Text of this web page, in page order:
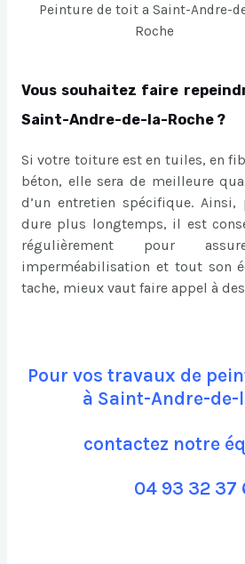
Peinture de toit a Saint-Andre-
Roche
Vous souhaitez faire
Saint-Andre-de-la-Roche ?
Si votre toiture est en tuiles, en
béton, elle sera de meilleure
d’un entretien spécifique.
dure plus longtemps, il est
régulièrement pour
imperméabilisation et tout son
tache, mieux vaut faire appel à
Pour vos travaux de
à Saint-Andre-de-
contactez notre
04 93 32 37